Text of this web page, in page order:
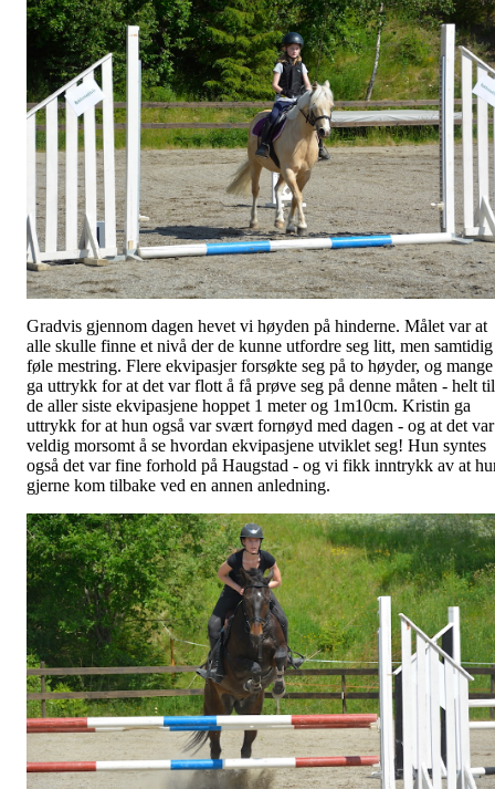
Gradvis gjennom dagen hevet vi høyden på hinderne. Målet var at
alle skulle finne et nivå der de kunne utfordre seg litt, men samtidig
føle mestring. Flere ekvipasjer forsøkte seg på to høyder, og mange
ga uttrykk for at det var flott å få prøve seg på denne måten - helt til
de aller siste ekvipasjene hoppet 1 meter og 1m10cm. Kristin ga
uttrykk for at hun også var svært fornøyd med dagen - og at det var
veldig morsomt å se hvordan ekvipasjene utviklet seg! Hun syntes
også det var fine forhold på Haugstad - og vi fikk inntrykk av at
gjerne kom tilbake ved en annen anledning.